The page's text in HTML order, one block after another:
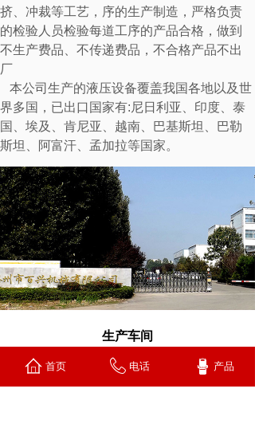
挤、冲裁等工艺，序的生产制造，严格负责
的检验人员检验每道工序的产品合格，做到
不生产费品、不传递费品，不合格产品不出
厂
本公司生产的液压设备覆盖我国各地以及世
界多国，已出口国家有:尼日利亚、印度、泰
国、埃及、肯尼亚、越南、巴基斯坦、巴勒
斯坦、阿富汗、孟加拉等国家。
生产车间
首页 电话 产品